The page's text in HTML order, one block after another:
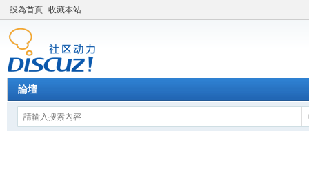
設為首頁 收藏本站
論壇